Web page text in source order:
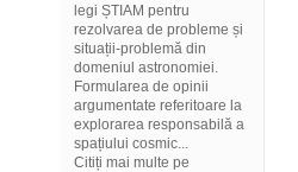
legi ȘTIAM pentru
rezolvarea de probleme și
situații-problemă din
domeniul astronomiei.
Formularea de opinii
argumentate referitoare la
explorarea responsabilă a
spațiului cosmic...
Citiți mai multe pe